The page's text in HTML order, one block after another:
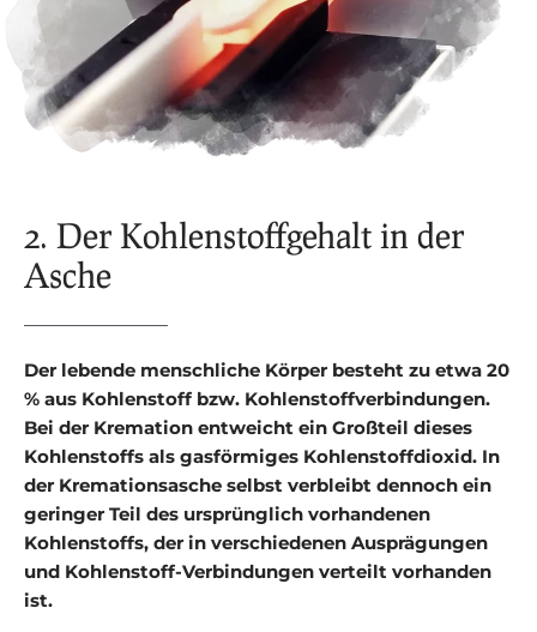
2. Der Kohlenstoffgehalt in der
Asche
Der lebende menschliche Körper besteht zu etwa 20
% aus Kohlenstoff bzw. Kohlenstoffverbindungen.
Bei der Kremation entweicht ein Großteil dieses
Kohlenstoffs als gasförmiges Kohlenstoffdioxid. In
der Kremationsasche selbst verbleibt dennoch ein
geringer Teil des ursprünglich vorhandenen
Kohlenstoffs, der in verschiedenen Ausprägungen
und Kohlenstoff-Verbindungen verteilt vorhanden
ist.